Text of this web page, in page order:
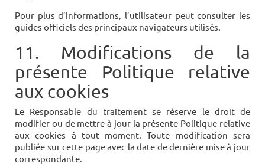
Pour plus d’informations, l’utilisateur peut consulter les
guides officiels des principaux navigateurs utilisés.
11. Modifications de la
présente Politique relative
aux cookies
Le Responsable du traitement se réserve le droit de
modifier ou de mettre à jour la présente Politique relative
aux cookies à tout moment. Toute modification sera
publiée sur cette page avec la date de dernière mise à jour
correspondante.